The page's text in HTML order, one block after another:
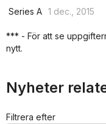
Series A 1 dec., 2015
*** - För att se
nytt.
Nyheter
Filtrera efter